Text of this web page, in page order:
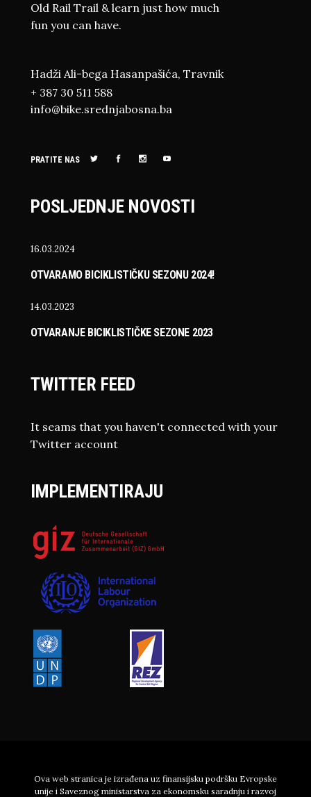
Old Rail Trail & learn just how much
fun you can have.
Hadži Ali-bega Hasanpašića, Travnik
+ 387 30 511 588
info@bike.srednjabosna.ba
PRATITE NAS
POSLJEDNJE NOVOSTI
16.03.2024
OTVARAMO BICIKLISTIČKU SEZONU 2024!
14.03.2023
OTVARANJE BICIKLISTIČKE SEZONE 2023
TWITTER FEED
It seams that you haven't connected with your
Twitter account
IMPLEMENTIRAJU
Ova web stranica je izrađena uz finansijsku podršku Evropske
unije i Saveznog ministarstva za ekonomsku saradnju i razvoj